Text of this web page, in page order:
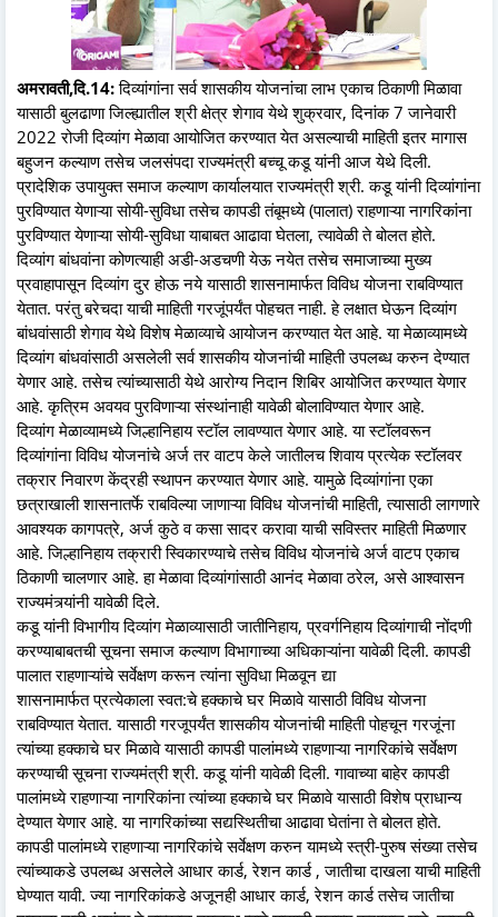
अमरावती,दि.14:दिव्यांगांना सर्व शासकीय योजनांचा लाभ एकाच ठिकाणी मिळावा
यासाठी बुलढाणा जिल्ह्यातील श्री क्षेत्र शेगाव येथे शुक्रवार, दिनांक 7 जानेवारी
2022 रोजी दिव्यांग मेळावा आयोजित करण्यात येत असल्याची माहिती इतर मागास
बहुजन कल्याण तसेच जलसंपदा राज्यमंत्री बच्चू कडू यांनी आज येथे दिली.
प्रादेशिक उपायुक्त समाज कल्याण कार्यालयात राज्यमंत्री श्री. कडू यांनी दिव्यांगांना
पुरविण्यात येणाऱ्या सोयी-सुविधा तसेच कापडी तंबूमध्ये (पालात) राहणाऱ्या नागरिकांना
पुरविण्यात येणाऱ्या सोयी-सुविधा याबाबत आढावा घेतला, त्यावेळी ते बोलत होते.
दिव्यांग बांधवांना कोणत्याही अडी-अडचणी येऊ नयेत तसेच समाजाच्या मुख्य
प्रवाहापासून दिव्यांग दुर होऊ नये यासाठी शासनामार्फत विविध योजना राबविण्यात
येतात. परंतु बरेचदा याची माहिती गरजूंपर्यंत पोहचत नाही. हे लक्षात घेऊन दिव्यांग
बांधवांसाठी शेगाव येथे विशेष मेळाव्याचे आयोजन करण्यात येत आहे. या मेळाव्यामध्ये
दिव्यांग बांधवांसाठी असलेली सर्व शासकीय योजनांची माहिती उपलब्ध करुन देण्यात
येणार आहे. तसेच त्यांच्यासाठी येथे आरोग्य निदान शिबिर आयोजित करण्यात येणार
आहे. कृत्रिम अवयव पुरविणाऱ्या संस्थांनाही यावेळी बोलाविण्यात येणार आहे.
दिव्यांग मेळाव्यामध्ये जिल्हानिहाय स्टॉल लावण्यात येणार आहे. या स्टॉलवरून
दिव्यांगांना विविध योजनांचे अर्ज तर वाटप केले जातीलच शिवाय प्रत्येक स्टॉलवर
तक्रार निवारण केंद्रही स्थापन करण्यात येणार आहे. यामुळे दिव्यांगांना एका
छत्राखाली शासनातर्फे राबविल्या जाणाऱ्या विविध योजनांची माहिती, त्यासाठी लागणारे
आवश्यक कागपत्रे, अर्ज कुठे व कसा सादर करावा याची सविस्तर माहिती मिळणार
आहे. जिल्हानिहाय तक्रारी स्विकारण्याचे तसेच विविध योजनांचे अर्ज वाटप एकाच
ठिकाणी चालणार आहे. हा मेळावा दिव्यांगांसाठी आनंद मेळावा ठरेल, असे आश्वासन
राज्यमंत्र्यांनी यावेळी दिले.
कडू यांनी विभागीय दिव्यांग मेळाव्यासाठी जातीनिहाय, प्रवर्गनिहाय दिव्यांगाची नोंदणी
करण्याबाबतची सूचना समाज कल्याण विभागाच्या अधिकाऱ्यांना यावेळी दिली. कापडी
पालात राहणाऱ्यांचे सर्वेक्षण करून त्यांना सुविधा मिळवून द्या
शासनामार्फत प्रत्येकाला स्वत:चे हक्काचे घर मिळावे यासाठी विविध योजना
राबविण्यात येतात. यासाठी गरजूपर्यंत शासकीय योजनांची माहिती पोहचून गरजूंना
त्यांच्या हक्काचे घर मिळावे यासाठी कापडी पालांमध्ये राहणाऱ्या नागरिकांचे सर्वेक्षण
करण्याची सूचना राज्यमंत्री श्री. कडू यांनी यावेळी दिली. गावाच्या बाहेर कापडी
पालांमध्ये राहणाऱ्या नागरिकांना त्यांच्या हक्काचे घर मिळावे यासाठी विशेष प्राधान्य
देण्यात येणार आहे. या नागरिकांच्या सद्यस्थितीचा आढावा घेतांना ते बोलत होते.
कापडी पालांमध्ये राहणाऱ्या नागरिकांचे सर्वेक्षण करुन यामध्ये स्त्री-पुरुष संख्या तसेच
त्यांच्याकडे उपलब्ध असलेले आधार कार्ड, रेशन कार्ड , जातीचा दाखला याची माहिती
घेण्यात यावी. ज्या नागरिकांकडे अजूनही आधार कार्ड, रेशन कार्ड तसेच जातीचा